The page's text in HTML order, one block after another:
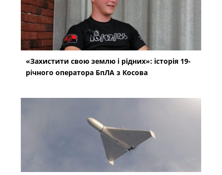
«Захистити свою землю і рідних»: історія 19-
річного оператора БпЛА з Косова